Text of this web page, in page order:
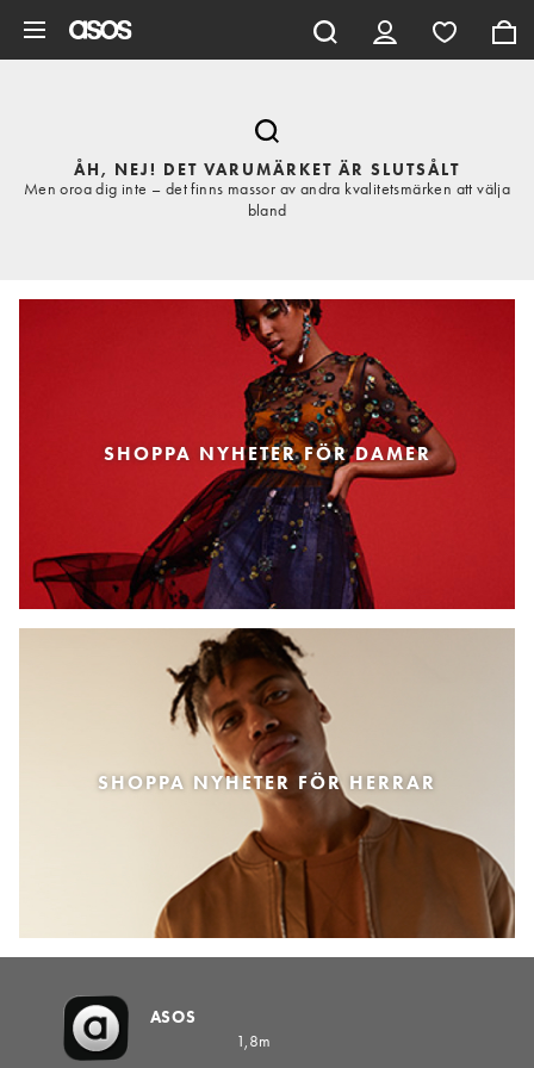
ÅH, NEJ! DET VARUMÄRKET ÄR SLUTSÅLT
Men oroa dig inte – det finns massor av andra kvalitetsmärken att välja
bland
SHOPPA NYHETER FÖR DAMER
SHOPPA NYHETER FÖR HERRAR
ASOS
1,8m